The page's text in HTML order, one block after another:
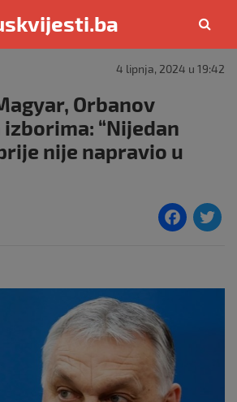
4 lipnja, 2024 u 19:42
Orbanov
“Nijedan
nije napravio u
F
e